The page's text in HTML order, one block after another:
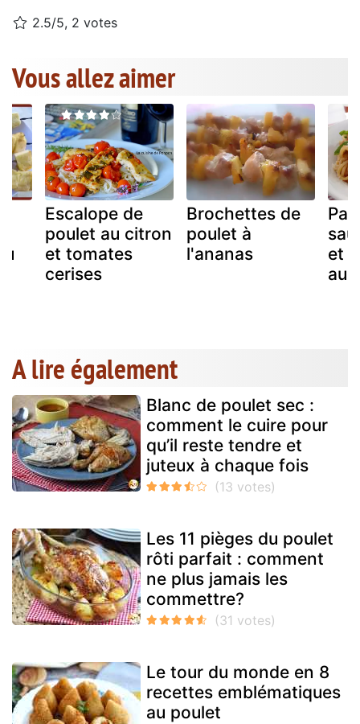
2.5/5, 2 votes
Vous allez aimer
Escalope de
poulet au citron
et tomates
cerises
Brochettes de
poulet à
l'ananas
et
A lire également
Blanc de poulet sec :
comment le cuire pour
qu’il reste tendre et
juteux à chaque fois
Les 11 pièges du poulet
rôti parfait : comment
ne plus jamais les
commettre?
Le tour du monde en 8
recettes emblématiques
au poulet